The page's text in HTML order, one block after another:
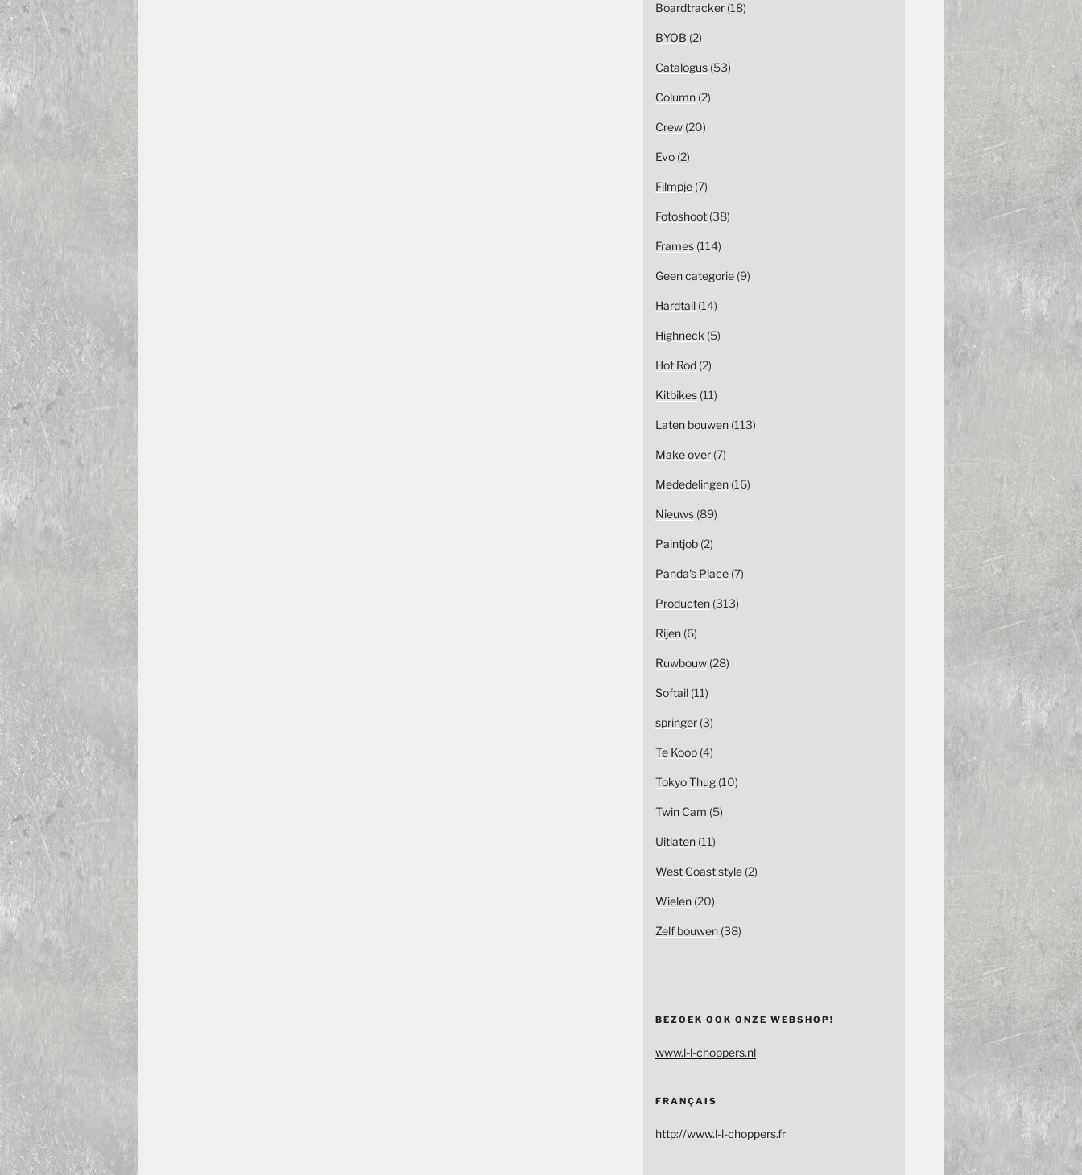
Boardtracker(18)
BYOB (2)
Catalogus(53)
Column(2)
Crew(20)
Evo(2)
Filmpje(7)
Fotoshoot(38)
Frames(114)
Geen categorie(9)
Hardtail(14)
Highneck (5)
Hot Rod(2)
Kitbikes(11)
Laten bouwen(113)
Make over(7)
Mededelingen(16)
Nieuws(89)
Paintjob(2)
Panda's Place(7)
Producten(313)
Rijen(6)
Ruwbouw(28)
Softail(11)
springer(3)
Te Koop(4)
Tokyo Thug(10)
Twin Cam (5)
Uitlaten(11)
West Coast style(2)
Wielen(20)
Zelf bouwen(38)
BEZOEK OOK ONZE WEBSHOP!
www.l-l-choppers.nl
FRANÇAIS
http://www.l-l-choppers.fr